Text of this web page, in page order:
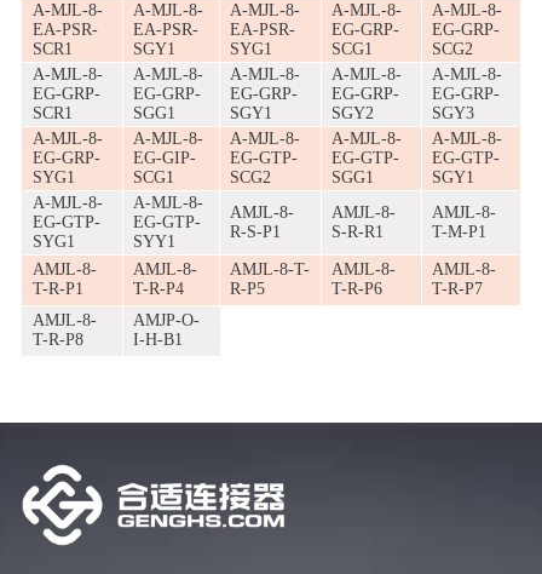
A-MJL-8-
EA-PSR-
SCR1
A-MJL-8-
EA-PSR-
SGY1
A-MJL-8-
EA-PSR-
SYG1
A-MJL-8-
EG-GRP-
SCG1
A-MJL-8-
EG-GRP-
SCG2
A-MJL-8-
EG-GRP-
SCR1
A-MJL-8-
EG-GRP-
SGG1
A-MJL-8-
EG-GRP-
SGY1
A-MJL-8-
EG-GRP-
SGY2
A-MJL-8-
EG-GRP-
SGY3
A-MJL-8-
EG-GRP-
SYG1
A-MJL-8-
EG-GIP-
SCG1
A-MJL-8-
EG-GTP-
SCG2
A-MJL-8-
EG-GTP-
SGG1
A-MJL-8-
EG-GTP-
SGY1
A-MJL-8-
EG-GTP-
SYG1
A-MJL-8-
EG-GTP-
SYY1
AMJL-8-
R-S-P1
AMJL-8-
S-R-R1
AMJL-8-
T-M-P1
AMJL-8-
T-R-P1
AMJL-8-
T-R-P4
AMJL-8-T-
R-P5
AMJL-8-
T-R-P6
AMJL-8-
T-R-P7
AMJL-8-
T-R-P8
AMJP-O-
I-H-B1